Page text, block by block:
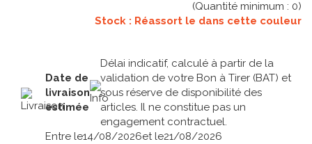
(Quantité minimum : 0)
Stock : Réassort le dans cette couleur
Date de
livraison
estimée
Délai indicatif, calculé à partir de la
validation de votre Bon à Tirer (BAT) et
sous réserve de disponibilité des
articles. Il ne constitue pas un
engagement contractuel.
Entre le14/08/2026et le21/08/2026